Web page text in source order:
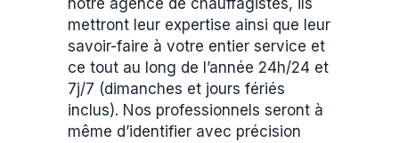
notre agence de chauffagistes, ils
mettront leur expertise ainsi que leur
savoir-faire à votre entier service et
ce tout au long de l’année 24h/24 et
7j/7 (dimanches et jours fériés
inclus). Nos professionnels seront à
même d’identifier avec précision